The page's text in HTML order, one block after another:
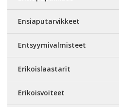
Ensiaputarvikkeet
Entsyymivalmisteet
Erikoislaastarit
Erikoisvoiteet